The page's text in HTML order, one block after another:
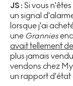
JS : Si vous
un signal
lorsque j'ai
une Grannies
avait tellement
plus jamais
vendons chez
un rapport d'état